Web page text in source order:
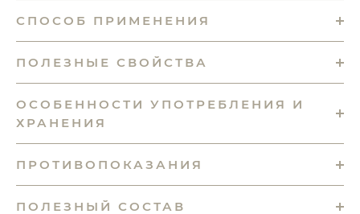
СПОСОБ ПРИМЕНЕНИЯ
ПОЛЕЗНЫЕ СВОЙСТВА
ОСОБЕННОСТИ УПОТРЕБЛЕНИЯ И
ХРАНЕНИЯ
ПРОТИВОПОКАЗАНИЯ
ПОЛЕЗНЫЙ СОСТАВ